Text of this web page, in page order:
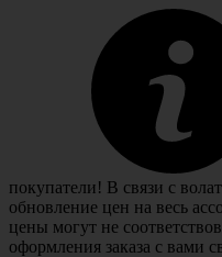
покупатели! В связи с
обновление цен на весь
цены могут не
оформления заказа с вами